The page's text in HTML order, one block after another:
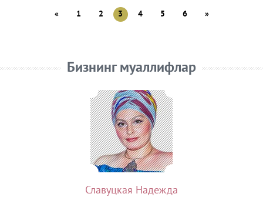
« 1 2 3 4 5 6 »
Бизнинг муаллифлар
Славуцкая Надежда